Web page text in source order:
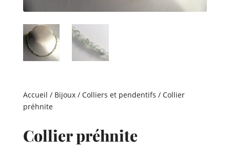
Accueil / Bijoux/ Colliers et pendentifs / Collier
préhnite
Collier préhnite